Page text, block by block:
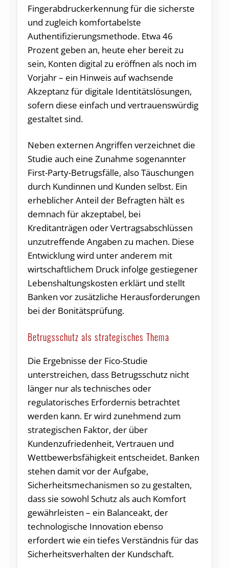
Fingerabdruckerkennung für die sicherste
und zugleich komfortabelste
Authentifizierungsmethode. Etwa 46
Prozent geben an, heute eher bereit zu
sein, Konten digital zu eröffnen als noch im
Vorjahr – ein Hinweis auf wachsende
Akzeptanz für digitale Identitätslösungen,
sofern diese einfach und vertrauenswürdig
gestaltet sind.
Neben externen Angriffen verzeichnet die
Studie auch eine Zunahme sogenannter
First-Party-Betrugsfälle, also Täuschungen
durch Kundinnen und Kunden selbst. Ein
erheblicher Anteil der Befragten hält es
demnach für akzeptabel, bei
Kreditanträgen oder Vertragsabschlüssen
unzutreffende Angaben zu machen. Diese
Entwicklung wird unter anderem mit
wirtschaftlichem Druck infolge gestiegener
Lebenshaltungskosten erklärt und stellt
Banken vor zusätzliche Herausforderungen
bei der Bonitätsprüfung.
Betrugsschutz als strategisches Thema
Die Ergebnisse der Fico-Studie
unterstreichen, dass Betrugsschutz nicht
länger nur als technisches oder
regulatorisches Erfordernis betrachtet
werden kann. Er wird zunehmend zum
strategischen Faktor, der über
Kundenzufriedenheit, Vertrauen und
Wettbewerbsfähigkeit entscheidet. Banken
stehen damit vor der Aufgabe,
Sicherheitsmechanismen so zu gestalten,
dass sie sowohl Schutz als auch Komfort
gewährleisten – ein Balanceakt, der
technologische Innovation ebenso
erfordert wie ein tiefes Verständnis für das
Sicherheitsverhalten der Kundschaft.